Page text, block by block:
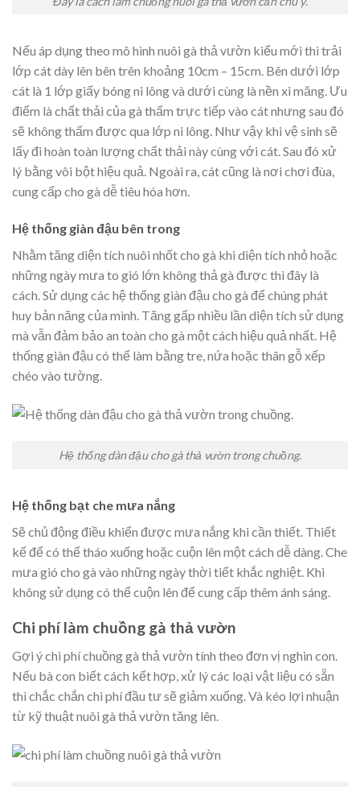
Nếu áp dụng theo mô hình nuôi gà thả vườn kiểu mới thì trải
lớp cát dày lên bên trên khoảng 10cm – 15cm. Bên dưới lớp
cát là 1 lớp giấy bóng ni lông và dưới cùng là nền xi măng. Ưu
điểm là chất thải của gà thấm trực tiếp vào cát nhưng sau đó
sẽ không thấm được qua lớp ni lông. Như vậy khi vệ sinh sẽ
lấy đi hoàn toàn lượng chất thải này cùng với cát. Sau đó xử
lý bằng vôi bột hiệu quả. Ngoài ra, cát cũng là nơi chơi đùa,
cung cấp cho gà dễ tiêu hóa hơn.
Hệ thống giàn đậu bên trong
Nhằm tăng diện tích nuôi nhốt cho gà khi diện tích nhỏ hoặc
những ngày mưa to gió lớn không thả gà được thì đây là
cách. Sử dụng các hệ thống giàn đậu cho gà để chúng phát
huy bản năng của mình. Tăng gấp nhiều lần diện tích sử dụng
mà vẫn đảm bảo an toàn cho gà một cách hiệu quả nhất. Hệ
thống giàn đậu có thể làm bằng tre, nứa hoặc thân gỗ xếp
chéo vào tường.
Hệ thống dàn đậu cho gà thả vườn trong chuồng.
Hệ thống bạt che mưa nắng
Sẽ chủ động điều khiển được mưa nắng khi cần thiết. Thiết
kế để có thể tháo xuống hoặc cuộn lên một cách dễ dàng. Che
mưa gió cho gà vào những ngày thời tiết khắc nghiệt. Khi
không sử dụng có thể cuộn lên để cung cấp thêm ánh sáng.
Chi phí làm chuồng gà thả vườn
Gợi ý chi phí chuồng gà thả vườn tính theo đơn vị nghìn con.
Nếu bà con biết cách kết hợp, xử lý các loại vật liệu có sẵn
thì chắc chắn chi phí đầu tư sẽ giảm xuống. Và kéo lợi nhuận
từ kỹ thuật nuôi gà thả vườn tăng lên.